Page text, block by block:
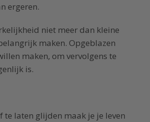
ergeren.
niet meer dan kleine
maken. Opgeblazen
maken, om vervolgens te
is.
te laten glijden maak je je leven